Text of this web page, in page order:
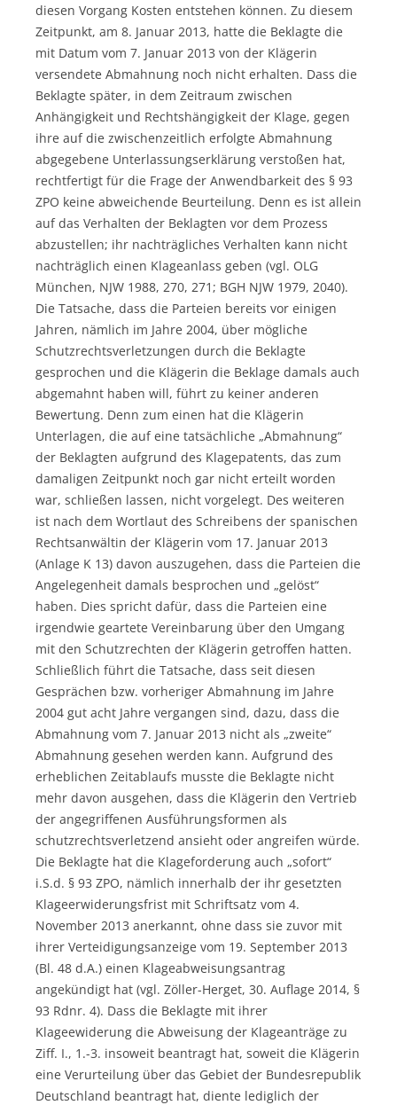
diesen Vorgang Kosten entstehen können. Zu diesem
Zeitpunkt, am 8. Januar 2013, hatte die Beklagte die
mit Datum vom 7. Januar 2013 von der Klägerin
versendete Abmahnung noch nicht erhalten. Dass die
Beklagte später, in dem Zeitraum zwischen
Anhängigkeit und Rechtshängigkeit der Klage, gegen
ihre auf die zwischenzeitlich erfolgte Abmahnung
abgegebene Unterlassungserklärung verstoßen hat,
rechtfertigt für die Frage der Anwendbarkeit des § 93
ZPO keine abweichende Beurteilung. Denn es ist allein
auf das Verhalten der Beklagten vor dem Prozess
abzustellen; ihr nachträgliches Verhalten kann nicht
nachträglich einen Klageanlass geben (vgl. OLG
München, NJW 1988, 270, 271; BGH NJW 1979, 2040).
Die Tatsache, dass die Parteien bereits vor einigen
Jahren, nämlich im Jahre 2004, über mögliche
Schutzrechtsverletzungen durch die Beklagte
gesprochen und die Klägerin die Beklage damals auch
abgemahnt haben will, führt zu keiner anderen
Bewertung. Denn zum einen hat die Klägerin
Unterlagen, die auf eine tatsächliche „Abmahnung“
der Beklagten aufgrund des Klagepatents, das zum
damaligen Zeitpunkt noch gar nicht erteilt worden
war, schließen lassen, nicht vorgelegt. Des weiteren
ist nach dem Wortlaut des Schreibens der spanischen
Rechtsanwältin der Klägerin vom 17. Januar 2013
(Anlage K 13) davon auszugehen, dass die Parteien die
Angelegenheit damals besprochen und „gelöst“
haben. Dies spricht dafür, dass die Parteien eine
irgendwie geartete Vereinbarung über den Umgang
mit den Schutzrechten der Klägerin getroffen hatten.
Schließlich führt die Tatsache, dass seit diesen
Gesprächen bzw. vorheriger Abmahnung im Jahre
2004 gut acht Jahre vergangen sind, dazu, dass die
Abmahnung vom 7. Januar 2013 nicht als „zweite“
Abmahnung gesehen werden kann. Aufgrund des
erheblichen Zeitablaufs musste die Beklagte nicht
mehr davon ausgehen, dass die Klägerin den Vertrieb
der angegriffenen Ausführungsformen als
schutzrechtsverletzend ansieht oder angreifen würde.
Die Beklagte hat die Klageforderung auch „sofort“
i.S.d. § 93 ZPO, nämlich innerhalb der ihr gesetzten
Klageerwiderungsfrist mit Schriftsatz vom 4.
November 2013 anerkannt, ohne dass sie zuvor mit
ihrer Verteidigungsanzeige vom 19. September 2013
(Bl. 48 d.A.) einen Klageabweisungsantrag
angekündigt hat (vgl. Zöller-Herget, 30. Auflage 2014, §
93 Rdnr. 4). Dass die Beklagte mit ihrer
Klageewiderung die Abweisung der Klageanträge zu
Ziff. I., 1.-3. insoweit beantragt hat, soweit die Klägerin
eine Verurteilung über das Gebiet der Bundesrepublik
Deutschland beantragt hat, diente lediglich der